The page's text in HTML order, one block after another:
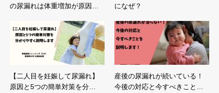
の尿漏れは体重増加が原因…
になぜ？
【二人目を妊娠して尿漏れ】
原因と5つの簡単対策を分…
産後の尿漏れが続いている！
今後の対応と今すべきこと…